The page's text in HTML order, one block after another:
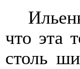
что эта
столь